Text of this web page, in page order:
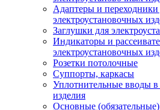
Адаптеры и переходники
электроустановочных
Заглушки для
Индикаторы и
электроустановочных
Розетки потолочные
Суппорты, каркасы
Уплотнительные вводы в
изделия
Основные